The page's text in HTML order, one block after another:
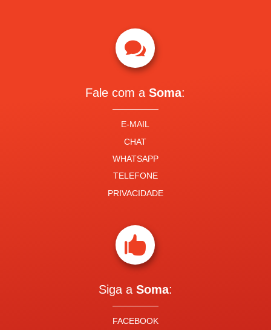

Fale com aSoma:
E-MAIL
CHAT
WHATSAPP
TELEFONE
PRIVACIDADE

Siga a Soma:
FACEBOOK